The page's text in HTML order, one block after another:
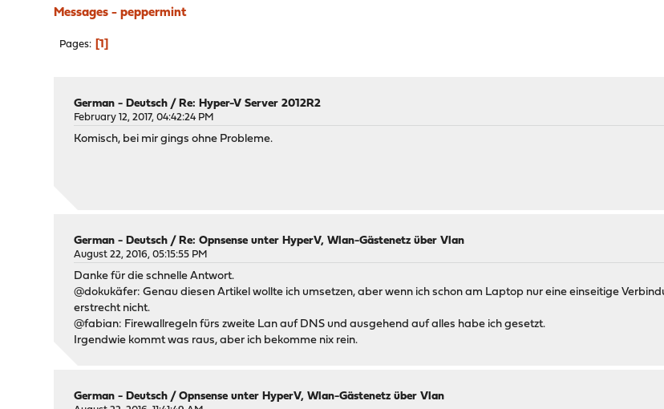
Messages - peppermint
Pages 1
German - Deutsch /Re: Hyper-V Server 2012R2
February 12, 2017, 04:42:24 PM
Komisch, bei mir gings ohne Probleme.
German - Deutsch /Re: Opnsense unter HyperV, Wlan-Gästenetz über Vlan
August 22, 2016, 05:15:55 PM
Danke für die schnelle Antwort.
@dokukäfer: Genau diesen Artikel wollte ich umsetzen, aber wenn ich schon am Laptop nur eine einseitige
erstrecht nicht.
@fabian: Firewallregeln fürs zweite Lan auf DNS und ausgehend auf alles habe ich gesetzt.
Irgendwie kommt was raus, aber ich bekomme nix rein.
German - Deutsch /Opnsense unter HyperV, Wlan-Gästenetz über Vlan